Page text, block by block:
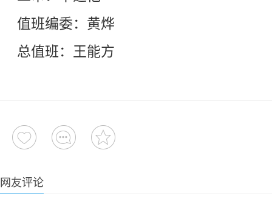
值班编委：黄烨
总值班：王能方
网友评论